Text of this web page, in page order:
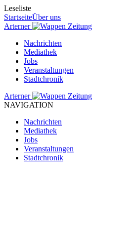
Leseliste
StartseiteÜber uns
Arterner
Zeitung
Nachrichten
Mediathek
Jobs
Veranstaltungen
Stadtchronik
Arterner
Zeitung
NAVIGATION
Nachrichten
Mediathek
Jobs
Veranstaltungen
Stadtchronik